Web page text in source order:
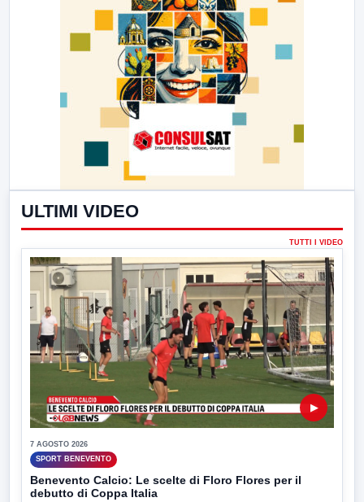
ULTIMI VIDEO
TUTTI I VIDEO
▶
7 AGOSTO 2026
SPORT BENEVENTO
Benevento Calcio: Le scelte di Floro Flores per il
debutto di Coppa Italia